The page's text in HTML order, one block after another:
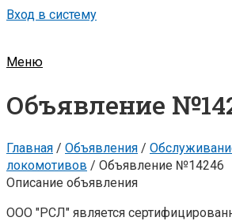
Вход в систему
Меню
Объявление
Главная / Объявления /
локомотивов / Объявление №14246
Описание объявления
ООО "РСЛ" является